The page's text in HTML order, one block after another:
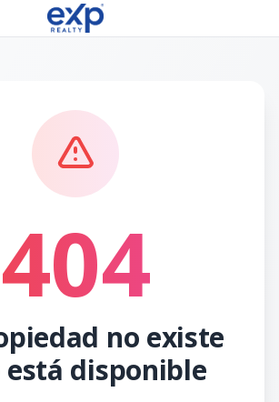
404
no existe
está disponible
- eXp Realty República Dominicana